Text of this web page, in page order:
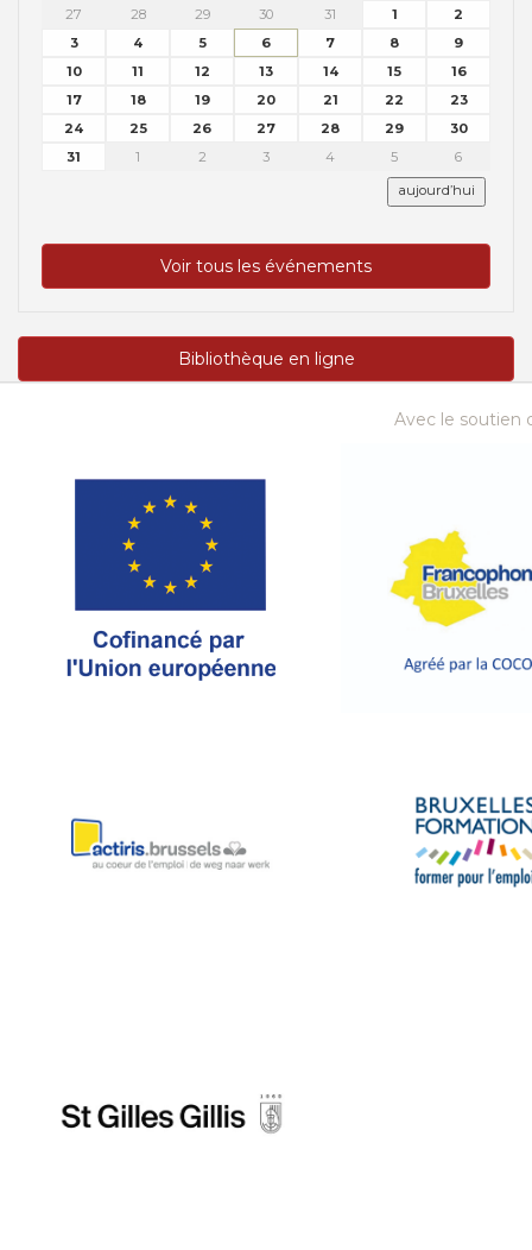
27
28 29 30 31 1
2
3
4 5 6 7 8
9
10
11 12 13 14 15
16
17
18 19 20 21 22
23
24
25 26 27 28 29
30
31
1 2 3 4 5 6
aujourd’hui
Voir tous les événements
Bibliothèque en ligne
Avec le soutien